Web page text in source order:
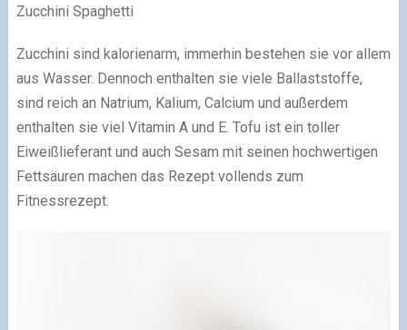
Zucchini Spaghetti
Zucchini sind kalorienarm, immerhin bestehen sie vor allem
aus Wasser. Dennoch enthalten sie viele Ballaststoffe,
sind reich an Natrium, Kalium, Calcium und außerdem
enthalten sie viel Vitamin A und E. Tofu ist ein toller
Eiweißlieferant und auch Sesam mit seinen hochwertigen
Fettsäuren machen das Rezept vollends zum
Fitnessrezept.